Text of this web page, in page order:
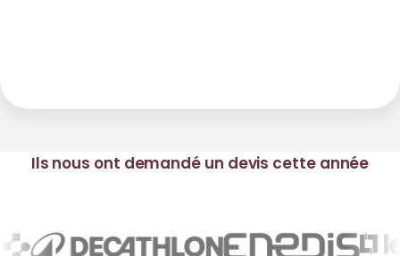
Ils nous ont demandé un devis cette année